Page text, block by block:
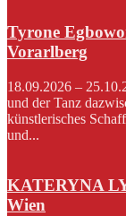
Tyrone
Vorarlberg
18.09.2026 –
und der Tanz
künstlerisches
und...
KATERYNA
Wien